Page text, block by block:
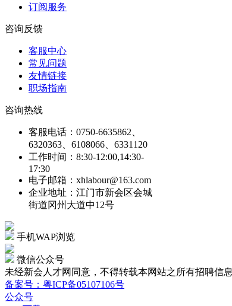
订阅服务
咨询反馈
客服中心
常见问题
友情链接
职场指南
咨询热线
客服电话：0750-6635862、
6320363、6108066、6331120
工作时间：8:30-12:00,14:30-
17:30
电子邮箱：xhlabour@163.com
企业地址：江门市新会区会城
街道冈州大道中12号
手机WAP浏览
微信公众号
未经新会人才网同意，不得转载本网站之所有招聘信
备案号：粤ICP备05107106号
公众号